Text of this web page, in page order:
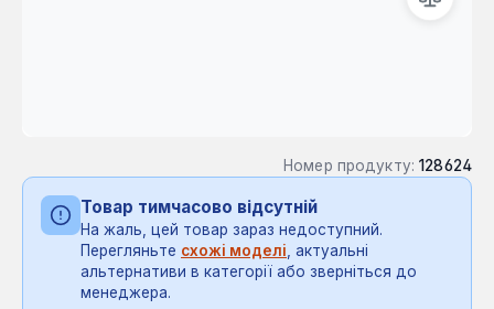
Номер продукту: 128624
Товар тимчасово відсутній
На жаль, цей товар зараз недоступний.
Перегляньте схожі моделі, актуальні
альтернативи в категорії або зверніться до
менеджера.